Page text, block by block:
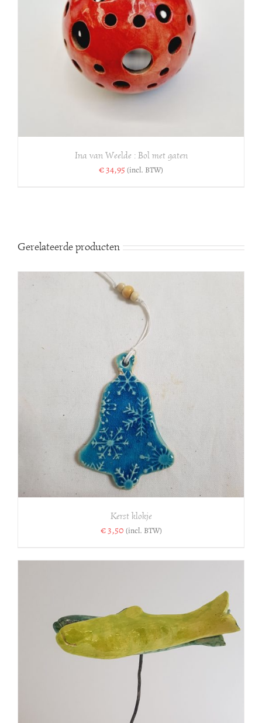
Ina van Weelde : Bol met gaten
€34,95 (incl. BTW)
Gerelateerde producten
Kerst klokje
€3,50 (incl. BTW)